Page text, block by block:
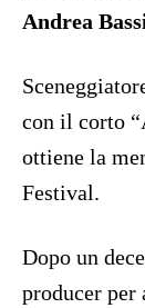
Andrea
con il corto
ottiene la
Festival.
Dopo un
producer per